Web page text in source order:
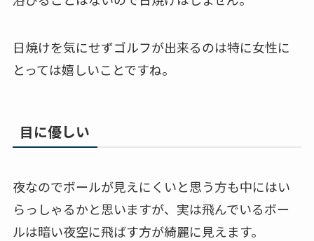
日焼けを気にせずゴルフが出来るのは特に女性に
とっては嬉しいことですね。
目に優しい
夜なのでボールが見えにくいと思う方も中にはい
らっしゃるかと思いますが、実は飛んでいるボー
ルは暗い夜空に飛ばす方が綺麗に見えます。